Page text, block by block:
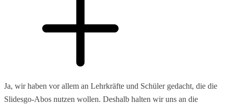
Ja, wir haben vor allem an Lehrkräfte und Schüler gedacht, die die
Slidesgo-Abos nutzen wollen. Deshalb halten wir uns an die